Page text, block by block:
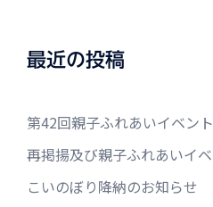
最近の投稿
第42回親子ふれあいイベン
再掲揚及び親子ふれあいイ
こいのぼり降納のお知らせ